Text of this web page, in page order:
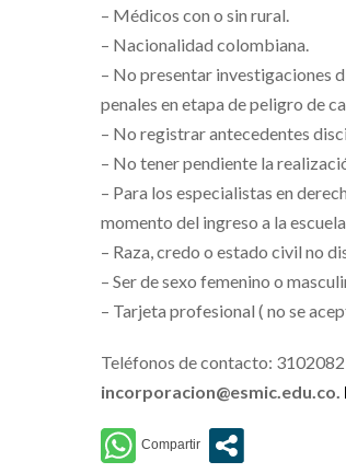
– Médicos con o sin rural.
– Nacionalidad colombiana.
– No presentar investigaciones
penales en etapa de peligro de
– No registrar antecedentes
– No tener pendiente la
– Para los especialistas en
momento del ingreso a la
– Raza, credo o estado civil no
– Ser de sexo femenino o
– Tarjeta profesional ( no se
Teléfonos de contacto:
incorporacion@esmic.edu.co.